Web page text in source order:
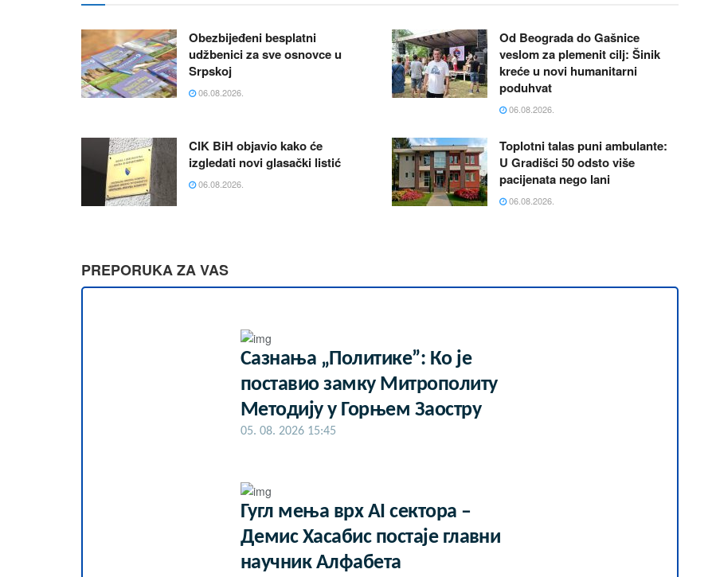
Obezbijeđeni besplatni
udžbenici za sve osnovce u
Srpskoj
06.08.2026.
Od Beograda do Gašnice
veslom za plemenit cilj: Šinik
kreće u novi humanitarni
poduhvat
06.08.2026.
CIK BiH objavio kako će
izgledati novi glasački listić
06.08.2026.
Toplotni talas puni ambulante:
U Gradišci 50 odsto više
pacijenata nego lani
06.08.2026.
PREPORUKA ZA VAS
Сазнања „Политике”: Ко је
поставио замку Митрополиту
Методију у Горњем Заостру
05. 08. 2026 15:45
Гугл мења врх AI сектора –
Демис Хасабис постаје главни
научник Алфабета